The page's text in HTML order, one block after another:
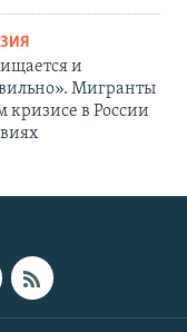
и
Мигранты
кризисе в России